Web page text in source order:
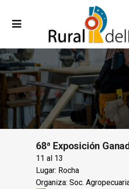
68ª Exposición
11 al 13
Lugar: Rocha
Organiza: Soc.